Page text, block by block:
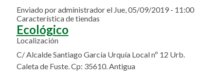
Enviado poradministradorel Jue, 05/09/2019 - 11:00
Característica de tiendas
Ecológico
Localización
C/ Alcalde Santiago García Urquía Local nº 12 Urb.
Caleta de Fuste. Cp: 35610. Antigua